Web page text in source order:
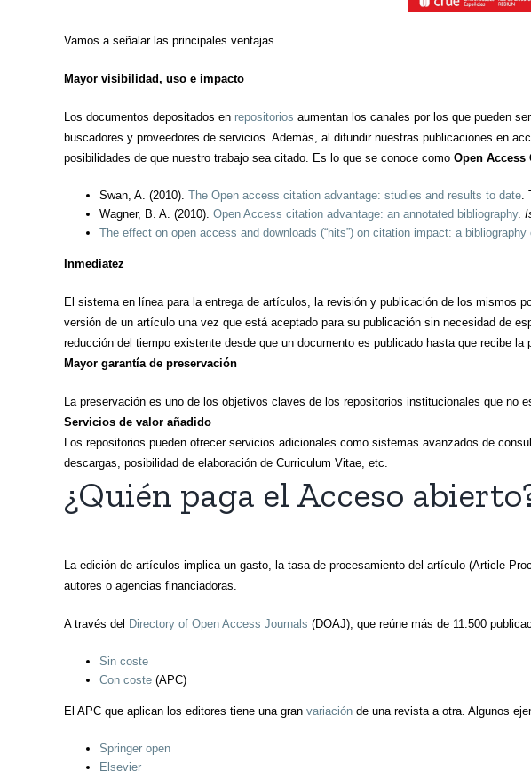
Vamos a señalar las principales ventajas.
Mayor visibilidad, uso e impacto
Los documentos depositados en repositorios aumentan los canales por los que pueden
buscadores y proveedores de servicios. Además, al difundir nuestras publicaciones en
posibilidades de que nuestro trabajo sea citado. Es lo que se conoce como Open Access
Swan, A. (2010). The Open access citation advantage: studies and results to date
Wagner, B. A. (2010). Open Access citation advantage: an annotated bibliography.
The effect on open access and downloads (“hits”) on citation impact: a bibliography
Inmediatez
El sistema en línea para la entrega de artículos, la revisión y publicación de los mismos
versión de un artículo una vez que está aceptado para su publicación sin necesidad de
reducción del tiempo existente desde que un documento es publicado hasta que recibe la
Mayor garantía de preservación
La preservación es uno de los objetivos claves de los repositorios institucionales que
Servicios de valor añadido
Los repositorios pueden ofrecer servicios adicionales como sistemas avanzados de
descargas, posibilidad de elaboración de Curriculum Vitae, etc.
¿Quién paga el Acceso
La edición de artículos implica un gasto, la tasa de procesamiento del artículo (Article
autores o agencias financiadoras.
A través del Directory of Open Access Journals (DOAJ), que reúne más de 11.500
Sin coste
Con coste (APC)
El APC que aplican los editores tiene una gran variación de una revista a otra. Algunos
Springer open
Elsevier